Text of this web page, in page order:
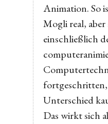
Animation. So
Mogli real,
einschließlich
Unterschied
Das wirkt sich